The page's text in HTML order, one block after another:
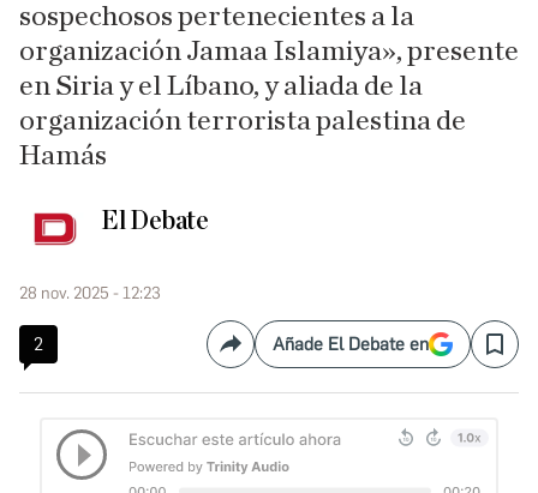
sospechosos pertenecientes a la
organización Jamaa Islamiya», presente
en Siria y el Líbano, y aliada de la
organización terrorista palestina de
Hamás
El Debate
28 nov. 2025 - 12:23
2 CompartirAñade El Debate en Save